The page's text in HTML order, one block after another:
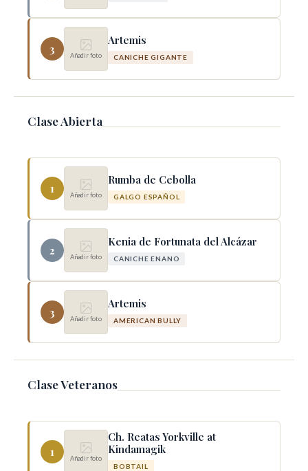
3 Añadir foto
Artemis
CANICHE GIGANTE
Clase Abierta
1 Añadir foto
Rumba de Cebolla
GALGO ESPAÑOL
2 Añadir foto
Kenia de Fortunata del Alcázar
CANICHE ENANO
3 Añadir foto
Artemis
AMERICAN BULLY
Clase Veteranos
1 Añadir foto
Ch. Reatas Yorkville at
Kindamagik
BOBTAIL